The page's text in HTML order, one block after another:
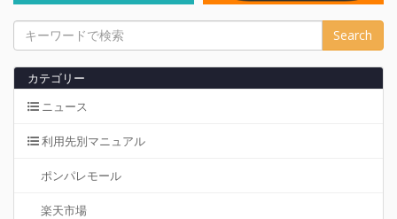
カテゴリー
ニュース
利用先別マニュアル
ポンパレモール
楽天市場